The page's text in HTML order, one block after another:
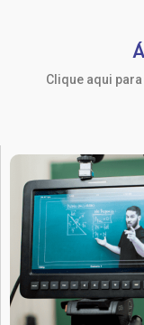
Clique aqui